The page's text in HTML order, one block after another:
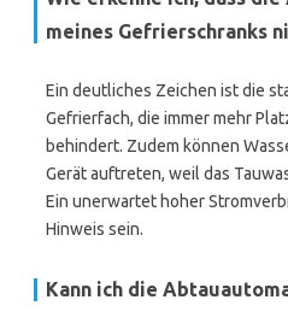
meines Gefrierschranks
Ein deutliches Zeichen ist die
Gefrierfach, die immer mehr
behindert. Zudem können
Gerät auftreten, weil das
Ein unerwartet hoher
Hinweis sein.
Kann ich die